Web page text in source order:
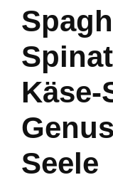
Käse-
Seele